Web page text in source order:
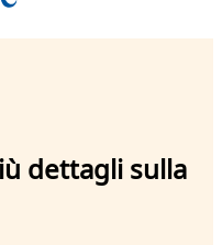
dettagli sulla